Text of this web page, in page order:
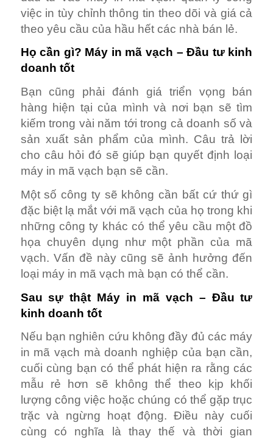
việc in tùy chỉnh thông tin theo dõi và giá cả
theo yêu cầu của hầu hết các nhà bán lẻ.
Họ cần gì? Máy in mã vạch – Đầu tư kinh
doanh tốt
Bạn cũng phải đánh giá triển vọng bán
hàng hiện tại của mình và nơi bạn sẽ tìm
kiếm trong vài năm tới trong cả doanh số và
sản xuất sản phẩm của mình. Câu trả lời
cho câu hỏi đó sẽ giúp bạn quyết định loại
máy in mã vạch bạn sẽ cần.
Một số công ty sẽ không cần bất cứ thứ gì
đặc biệt lạ mắt với mã vạch của họ trong khi
những công ty khác có thể yêu cầu một đồ
họa chuyên dụng như một phần của mã
vạch. Vấn đề này cũng sẽ ảnh hưởng đến
loại máy in mã vạch mà bạn có thể cần.
Sau sự thật Máy in mã vạch – Đầu tư
kinh doanh tốt
Nếu bạn nghiên cứu không đầy đủ các máy
in mã vạch mà doanh nghiệp của bạn cần,
cuối cùng bạn có thể phát hiện ra rằng các
mẫu rẻ hơn sẽ không thể theo kịp khối
lượng công việc hoặc chúng có thể gặp trục
trặc và ngừng hoạt động. Điều này cuối
cùng có nghĩa là thay thế và thời gian